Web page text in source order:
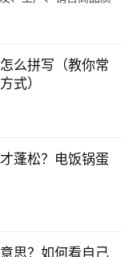
么拼写（教你常
式）
蓬松？电饭锅蛋
思？如何看自己